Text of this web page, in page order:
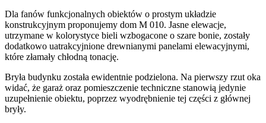
Dla fanów funkcjonalnych obiektów o prostym układzie
konstrukcyjnym proponujemy dom M 010. Jasne elewacje,
utrzymane w kolorystyce bieli wzbogacone o szare bonie, zostały
dodatkowo uatrakcyjnione drewnianymi panelami elewacyjnymi,
które złamały chłodną tonację.
Bryła budynku została ewidentnie podzielona. Na pierwszy rzut oka
widać, że garaż oraz pomieszczenie techniczne stanowią jedynie
uzupełnienie obiektu, poprzez wyodrębnienie tej części z głównej
bryły.